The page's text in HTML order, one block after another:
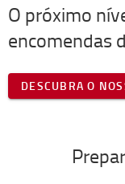
O próximo
encomendas
DESCUBRA O